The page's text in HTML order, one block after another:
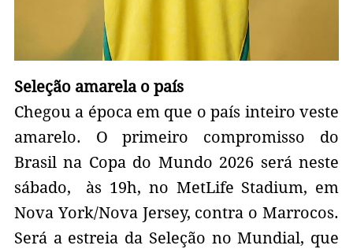
Seleção amarela o país
Chegou a época em que o país inteiro veste
amarelo. O primeiro compromisso do
Brasil na Copa do Mundo 2026 será neste
sábado, às 19h, no MetLife Stadium, em
Nova York/Nova Jersey, contra o Marrocos.
Será a estreia da Seleção no Mundial, que